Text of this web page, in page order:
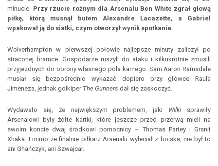
minucie. Przy rzucie rożnym dla Arsenalu Ben White zgrał głową
piłkę, którą musnął butem Alexandre Lacazette, a Gabriel
wpakował ją do siatki, czym otworzył wynik spotkania.
Wolverhampton w pierwszej połowie najlepsze minuty zaliczył po
straconej bramce. Gospodarze ruszyli do ataku i kilkukrotnie zmusili
przyjezdnych do obrony własnego pola karnego. Sam Aaron Ramsdale
musiał się bezpośrednio wykazać dopiero przy główce Raula
Jimeneza, jednak golkiper The Gunners dał się zaskoczyć.
Wydawało się, że największym problemem, jaki Wilki sprawiły
Arsenalowi były żółte kartki, które jeszcze przed przerwą mieli na
swoim koncie dwaj środkowi pomocnicy – Thomas Partey i Granit
Xhaka. I mimo że finalnie piłkarz Arsenalu wyleciał z boiska, nie był to
ani Ghańczyk, ani Szwajcar.